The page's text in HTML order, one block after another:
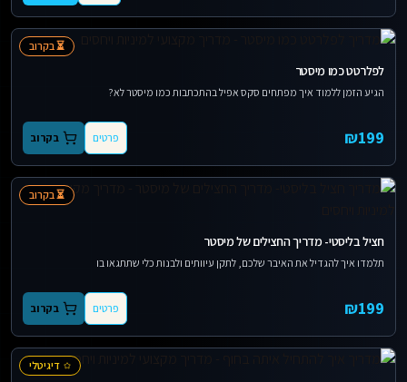
⏳ בקרוב
לפלרטט כמו מיסטר
הגיע הזמן ללמוד איך מפתחים סקס אפיל בהתכתבות כמו מיסטר לא?
₪199 פרטים בקרוב
⏳ בקרוב
חציל בליסטי- מדריך החצילים של מיסטר
תלמדו איך להגדיל את האיבר שלכם, לתקן עיוותים ולבנות כלי שתתגאו בו
₪199 פרטים בקרוב
דיגיטלי